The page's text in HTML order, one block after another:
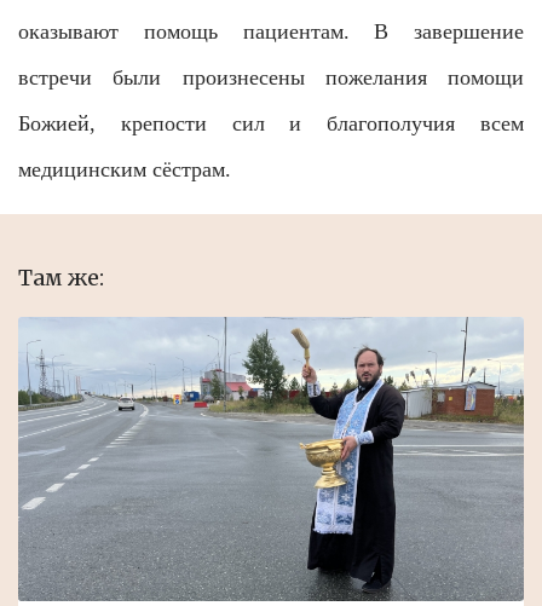
оказывают помощь пациентам. В завершение
встречи были произнесены пожелания помощи
Божией, крепости сил и благополучия всем
медицинским сёстрам.
Там же: